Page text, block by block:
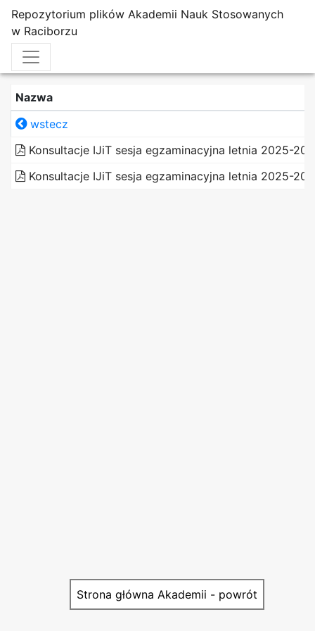
Repozytorium plików Akademii Nauk Stosowanych
w Raciborzu
Nazwa
wstecz
Konsultacje IJiT sesja egzaminacyjna letnia 2025-
Konsultacje IJiT sesja egzaminacyjna letnia 2025-
Strona główna Akademii - powrót